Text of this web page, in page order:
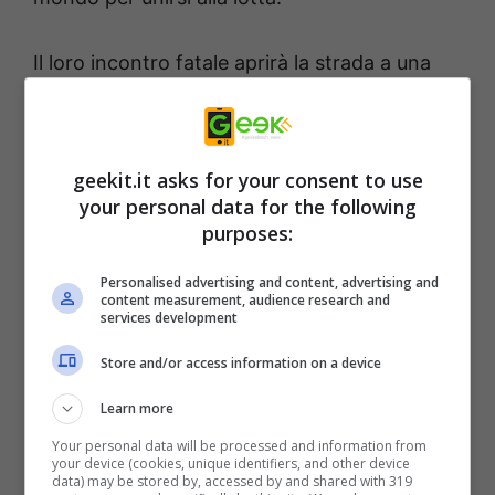
Il loro incontro fatale aprirà la strada a una
uniranno a te nel tuo!
geekit.it asks for your consent to use
your personal data for the following
purposes:
Personalised advertising and content, advertising and
content measurement, audience research and
services development
Store and/or access information on a device
Learn more
Your personal data will be processed and information from
your device (cookies, unique identifiers, and other device
data) may be stored by, accessed by and shared with 319